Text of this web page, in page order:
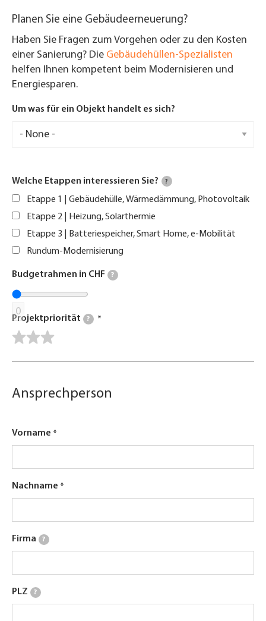
Planen Sie eine Gebäudeerneuerung?
Haben Sie Fragen zum Vorgehen oder zu den Kosten
einer Sanierung? Die Gebäudehüllen-Spezialisten
helfen Ihnen kompetent beim Modernisieren und
Energiesparen.
Um was für ein Objekt handelt es sich?
Welche Etappen interessieren Sie? ?
Etappe 1 | Gebäudehülle, Wärmedämmung, Photovoltaik
Etappe 2 | Heizung, Solarthermie
Etappe 3 | Batteriespeicher, Smart Home, e-Mobilität
Rundum-Modernisierung
Budgetrahmen in CHF ?
0
Projektpriorität ?
Ansprechperson
Vorname
Nachname
Firma ?
PLZ ?